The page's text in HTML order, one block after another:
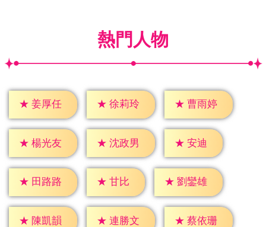
熱門人物
★ 姜厚任 ★ 徐莉玲 ★ 曹雨婷
★ 楊光友 ★ 沈政男 ★ 安迪
★ 田路路 ★ 甘比 ★ 劉鑾雄
★ 陳凱韻 ★ 連勝文 ★ 蔡依珊